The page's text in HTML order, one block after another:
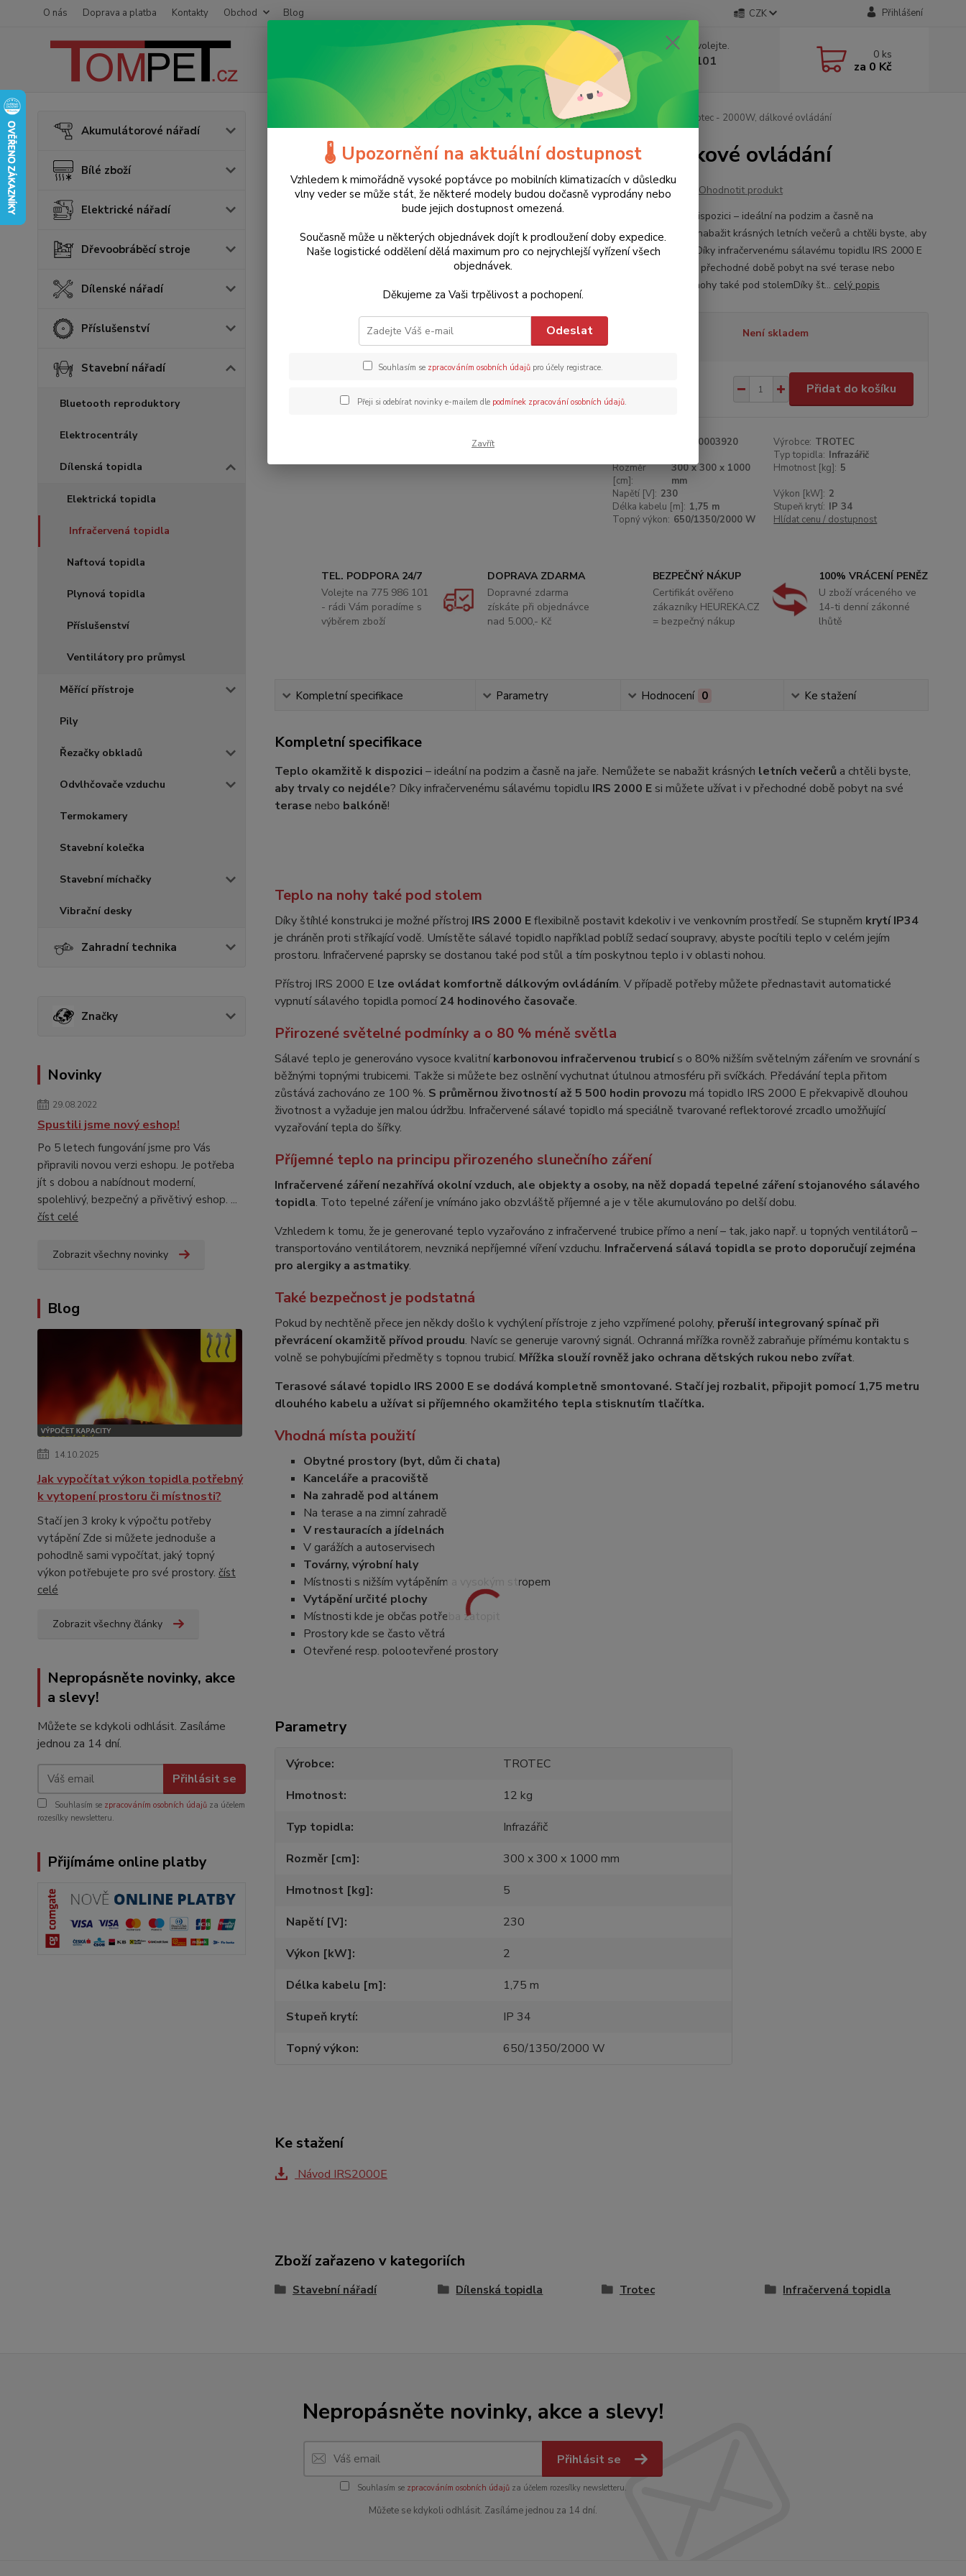
O nás Doprava a platba Kontakty Obchod Blog CZK Přihlášení
Nevíte si rady? Zavolejte.
+420 775 986 101
(Po-Ne, 8-20 hod.)
0 ks
za 0 Kč
Akumulátorové nářadí
Bílé zboží
Elektrické nářadí
Dřevoobráběcí stroje
Dílenské nářadí
Příslušenství
Stavební nářadí
Bluetooth reproduktory
Elektrocentrály
Dílenská topidla
Elektrická topidla
Infračervená topidla
Naftová topidla
Plynová topidla
Příslušenství
Ventilátory pro průmysl
Měřící přístroje
Pily
Řezačky obkladů
Odvlhčovače vzduchu
Termokamery
Stavební kolečka
Stavební míchačky
Vibrační desky
Zahradní technika
Značky
Novinky
29.08.2022
Spustili jsme nový eshop!
Po 5 letech fungování jsme pro Vás
připravili novou verzi eshopu. Je potřeba
jít s dobou a nabídnout moderní,
spolehlivý, bezpečný a přivětivý eshop. ...
číst celé
Zobrazit všechny novinky
Blog
14.10.2025
Jak vypočítat výkon topidla potřebný
k vytopení prostoru či místnosti?
Stačí jen 3 kroky k výpočtu potřeby
vytápění Zde si můžete jednoduše a
pohodlně sami vypočítat, jaký topný
výkon potřebujete pro své prostory. číst
celé
Zobrazit všechny články
Nepropásněte novinky, akce
a slevy!
Můžete se kdykoli odhlásit. Zasíláme
jednou za 14 dní.
Přihlásit se
Souhlasím se zpracováním osobních údajů za účelem
rozesílky newsletteru.
Přijímáme online platby
Stavební nářadí Dílenská topidla Infračervená topidla Infrazářič IRS 2000 E Trotec - 2000W, dálkové ovládání
Infrazářič IRS 2000 E Trotec - 2000W, dálkové ovládání
Akce TOP produkt Doprava ZDARMA
2 990 Kč
- 23 %
Ohodnotit produkt
Teplo okamžitě k dispozici – ideální na podzim a časně na
jaře. Nemůžete se nabažit krásných letních večerů a chtěli byste, aby
trvaly co nejdéle? Díky infračervenému sálavému topidlu IRS 2000 E
si můžete užívat i v přechodné době pobyt na své terase nebo
balkóně!Teplo na nohy také pod stolemDíky št... celý popis
Není skladem
Přidat do košíku
1410003920 Výrobce: TROTEC
Typ topidla: Infrazářič
Rozměr
[cm]:
300 x 300 x 1000
mm
Hmotnost [kg]: 5
Napětí [V]: 230 Výkon [kW]: 2
Délka kabelu [m]: 1,75 m Stupeň krytí: IP 34
Topný výkon: 650/1350/2000 W Hlídat cenu / dostupnost
TEL. PODPORA 24/7
Volejte na 775 986 101
- rádi Vám poradíme s
výběrem zboží
DOPRAVA ZDARMA
Dopravné zdarma
získáte při objednávce
nad 5.000,- Kč
BEZPEČNÝ NÁKUP
Certifikát ověřeno
zákazníky HEUREKA.CZ
= bezpečný nákup
100% VRÁCENÍ PENĚZ
U zboží vráceného ve
14-ti denní zákonné
lhůtě
Kompletní specifikace Parametry Hodnocení 0 Ke stažení
Kompletní specifikace
Teplo okamžitě k dispozici – ideální na podzim a časně na jaře. Nemůžete se nabažit krásných letních večerů a chtěli byste,
aby trvaly co nejdéle? Díky infračervenému sálavému topidlu IRS 2000 Esi můžete užívat i v přechodné době pobyt na své
terase nebo balkóně!
Teplo na nohy také pod stolem
Díky štíhlé konstrukci je možné přístroj IRS 2000 Eflexibilně postavit kdekoliv i ve venkovním prostředí. Se stupněm krytí IP34
je chráněn proti stříkající vodě. Umístěte sálavé topidlo například poblíž sedací soupravy, abyste pocítili teplo v celém jejím
prostoru. Infračervené paprsky se dostanou také pod stůl a tím poskytnou teplo i v oblasti nohou.
Přístroj IRS 2000 E lze ovládat komfortně dálkovým ovládáním. V případě potřeby můžete přednastavit automatické
vypnutí sálavého topidla pomocí24 hodinového časovače.
Přirozené světelné podmínky a o 80 % méně světla
Sálavé teplo je generováno vysoce kvalitníkarbonovou infračervenou trubicís o 80% nižším světelným zářením ve srovnání s
běžnými topnými trubicemi. Takže si můžete bez oslnění vychutnat útulnou atmosféru při svíčkách. Předávání tepla přitom
zůstává zachováno ze 100 %. S průměrnou životností až 5 500 hodin provozu má topidlo IRS 2000 E překvapivě dlouhou
životnost a vyžaduje jen malou údržbu. Infračervené sálavé topidlo má speciálně tvarované reflektorové zrcadlo umožňující
vyzařování tepla do šířky.
Příjemné teplo na principu přirozeného slunečního záření
Infračervené záření nezahřívá okolní vzduch, ale objekty a osoby, na něž dopadá tepelné záření stojanového sálavého
topidla. Toto tepelné záření je vnímáno jako obzvláště příjemné a je v těle akumulováno po delší dobu.
Vzhledem k tomu, že je generované teplo vyzařováno z infračervené trubice přímo a není – tak, jako např. u topných ventilátorů –
transportováno ventilátorem, nevzniká nepříjemné víření vzduchu. Infračervená sálavá topidla se proto doporučují zejména
pro alergiky a astmatiky.
Také bezpečnost je podstatná
Pokud by nechtěně přece jen někdy došlo k vychýlení přístroje z jeho vzpřímené polohy, přeruší integrovaný spínač při
převrácení okamžitě přívod proudu. Navíc se generuje varovný signál. Ochranná mřížka rovněž zabraňuje přímému kontaktu s
volně se pohybujícími předměty s topnou trubicí. Mřížka slouží rovněž jako ochrana dětských rukou nebo zvířat.
Terasové sálavé topidlo IRS 2000 E se dodává kompletně smontované. Stačí jej rozbalit, připojit pomocí 1,75 metru
dlouhého kabelu a užívat si příjemného okamžitého tepla stisknutím tlačítka.
Vhodná místa použití
Obytné prostory (byt, dům či chata)
Kanceláře a pracoviště
Na zahradě pod altánem
Na terase a na zimní zahradě
V restauracích a jídelnách
V garážích a autoservisech
Továrny, výrobní haly
Místnosti s nižším vytápěním a vysokým stropem
Vytápění určité plochy
Místnosti kde je občas potřeba zatopit
Prostory kde se často větrá
Otevřené resp. polootevřené prostory
Parametry
Výrobce
TROTEC
Hmotnost
12 kg
Typ topidla
Infrazářič
Rozměr [cm]
300 x 300 x 1000 mm
Hmotnost [kg]
5
Napětí [V]
230
Výkon [kW]
2
Délka kabelu [m]
1,75 m
Stupeň krytí
IP 34
Topný výkon
650/1350/2000 W
Ke stažení
Návod IRS2000E
Zboží zařazeno v kategoriích
Stavební nářadí Dílenská topidla Trotec Infračervená topidla
Nepropásněte novinky, akce a slevy!
Přihlásit se
Souhlasím se zpracováním osobních údajůza účelem rozesílky newsletteru.
Můžete se kdykoli odhlásit. Zasíláme jednou za 14 dní.
🌡️ Upozornění na aktuální dostupnost
Vzhledem k mimořádně vysoké poptávce po mobilních klimatizacích v důsledku
vlny veder se může stát, že některé modely budou dočasně vyprodány nebo
bude jejich dostupnost omezená.
Současně může u některých objednávek dojít k prodloužení doby expedice.
Naše logistické oddělení dělá maximum pro co nejrychlejší vyřízení všech
objednávek.
Děkujeme za Vaši trpělivost a pochopení.
Odeslat
Souhlasím se zpracováním osobních údajů pro účely registrace.
Přeji si odebírat novinky e-mailem dle podmínek zpracování osobních údajů.
Zavřít